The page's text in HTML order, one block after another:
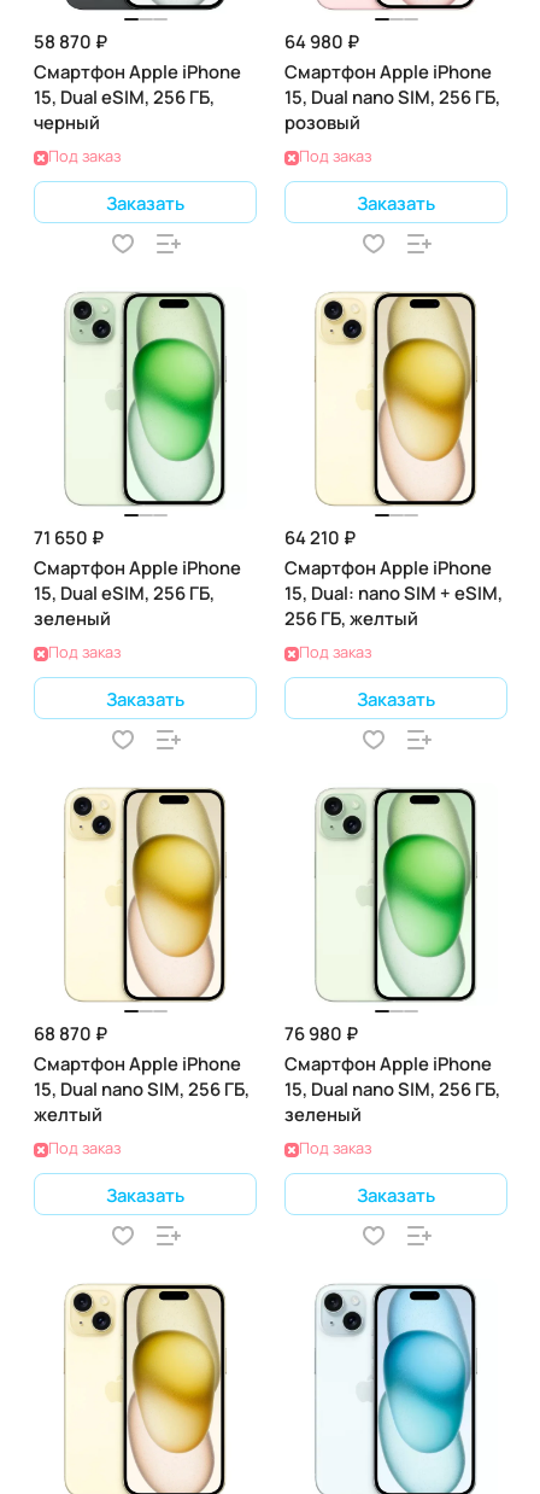
58 870 ₽
Смартфон Apple iPhone
15, Dual eSIM, 256 ГБ,
черный
Под заказ
Заказать
64 980 ₽
Смартфон Apple iPhone
15, Dual nano SIM, 256 ГБ,
розовый
Под заказ
Заказать
71 650 ₽
Смартфон Apple iPhone
15, Dual eSIM, 256 ГБ,
зеленый
Под заказ
Заказать
64 210 ₽
Смартфон Apple iPhone
15, Dual: nano SIM + eSIM,
256 ГБ, желтый
Под заказ
Заказать
68 870 ₽
Смартфон Apple iPhone
15, Dual nano SIM, 256 ГБ,
желтый
Под заказ
Заказать
76 980 ₽
Смартфон Apple iPhone
15, Dual nano SIM, 256 ГБ,
зеленый
Под заказ
Заказать